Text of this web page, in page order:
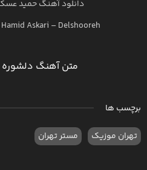
دانلود آهنگحمید
Hamid Askari – Delshooreh
متن آهنگ
برچسب ها
تهران موزیک مستر تهران